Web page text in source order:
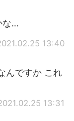
な…
13:40
んですか これ
13:31